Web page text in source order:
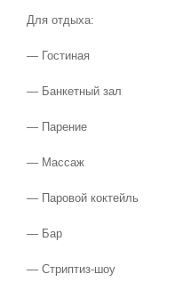
Для отдыха:
— Гостиная
— Банкетный зал
— Парение
— Массаж
— Паровой коктейль
— Бар
— Стриптиз-шоу